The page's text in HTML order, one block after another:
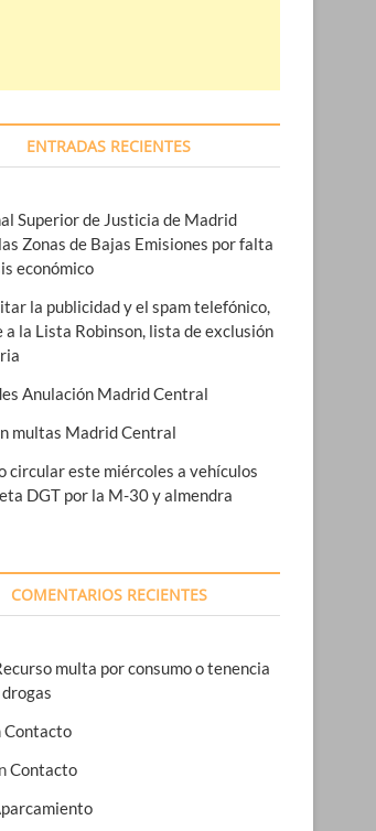
ENTRADAS RECIENTES
Superior de Justicia de Madrid
Zonas de Bajas Emisiones por falta
económico
la publicidad y el spam telefónico,
la Lista Robinson, lista de exclusión
Anulación Madrid Central
multas Madrid Central
circular este miércoles a vehículos
DGT por la M-30 y almendra
COMENTARIOS RECIENTES
multa por consumo o tenencia
Contacto
Contacto